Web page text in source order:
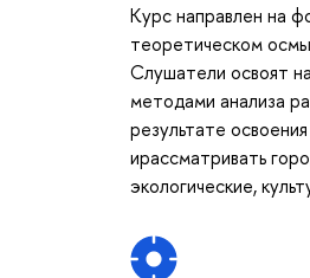
Курс направлен на
теоретическом
Слушатели освоят
методами анализа
результате
ирассматривать
экологические,